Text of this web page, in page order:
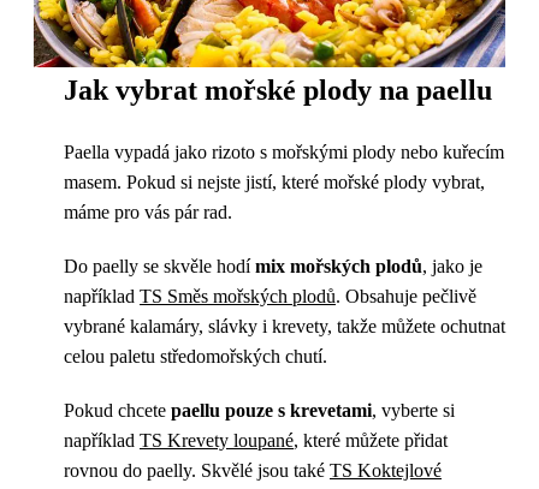
Jak vybrat mořské plody na paellu
Paella vypadá jako rizoto s mořskými plody nebo kuřecím
masem. Pokud si nejste jistí, které mořské plody vybrat,
máme pro vás pár rad.
Do paelly se skvěle hodí mix mořských plodů, jako je
například TS Směs mořských plodů. Obsahuje pečlivě
vybrané kalamáry, slávky i krevety, takže můžete ochutnat
celou paletu středomořských chutí.
Pokud chcete paellu pouze s krevetami, vyberte si
například TS Krevety loupané, které můžete přidat
rovnou do paelly. Skvělé jsou také TS Koktejlové